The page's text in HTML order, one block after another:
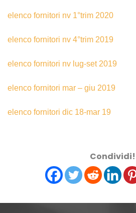
elenco fornitori nv 1°trim 2020
elenco fornitori nv 4°trim 2019
elenco fornitori nv lug-set 2019
elenco fornitori mar – giu 2019
elenco fornitori dic 18-mar 19
Condividi!